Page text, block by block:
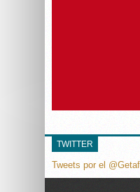
TWITTER
Tweets por el